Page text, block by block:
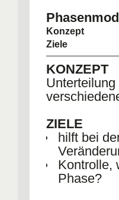
Konzept
Ziele
KONZEPT
ZIELE
hilft bei
Kontrolle,
Phase?